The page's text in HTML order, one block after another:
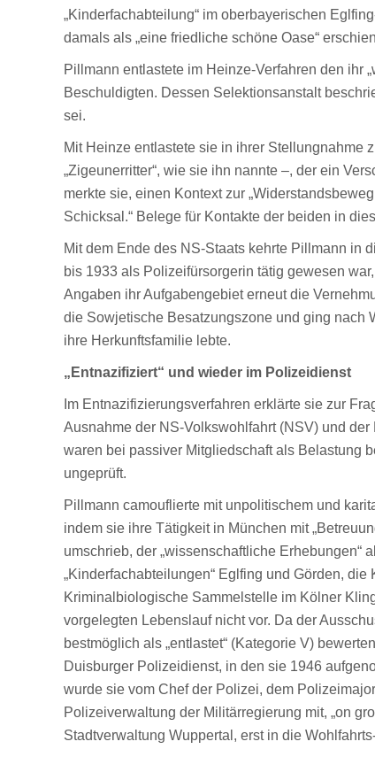
„Kinderfachabteilung“ im oberbayerischen
damals als „eine friedliche schöne Oase“
Pillmann entlastete im Heinze-Verfahren den ihr
Beschuldigten. Dessen Selektionsanstalt
sei.
Mit Heinze entlastete sie in ihrer Stellungnahme
„Zigeunerritter“, wie sie ihn nannte –, der ein
merkte sie, einen Kontext zur
Schicksal.“ Belege für Kontakte der beiden in
Mit dem Ende des NS-Staats kehrte Pillmann in
bis 1933 als Polizeifürsorgerin tätig gewesen
Angaben ihr Aufgabengebiet erneut die
die Sowjetische Besatzungszone und ging nach
ihre Herkunftsfamilie lebte.
„Entnazifiziert“ und wieder im Polizeidienst
Im Entnazifizierungsverfahren erklärte sie zur
Ausnahme der NS-Volkswohlfahrt (NSV) und
waren bei passiver Mitgliedschaft als Belastung
ungeprüft.
Pillmann camouflierte mit unpolitischem und
indem sie ihre Tätigkeit in München mit
umschrieb, der „wissenschaftliche Erhebungen“
„Kinderfachabteilungen“ Eglfing und Görden,
Kriminalbiologische Sammelstelle im Kölner
vorgelegten Lebenslauf nicht vor. Da der
bestmöglich als „entlastet“ (Kategorie V)
Duisburger Polizeidienst, in den sie 1946
wurde sie vom Chef der Polizei, dem
Polizeiverwaltung der Militärregierung mit, „on
Stadtverwaltung Wuppertal, erst in die